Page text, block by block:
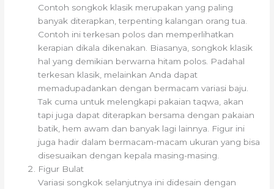
Contoh songkok klasik merupakan yang paling
banyak diterapkan, terpenting kalangan orang tua.
Contoh ini terkesan polos dan memperlihatkan
kerapian dikala dikenakan. Biasanya, songkok klasik
hal yang demikian berwarna hitam polos. Padahal
terkesan klasik, melainkan Anda dapat
memadupadankan dengan bermacam variasi baju.
Tak cuma untuk melengkapi pakaian taqwa, akan
tapi juga dapat diterapkan bersama dengan pakaian
batik, hem awam dan banyak lagi lainnya. Figur ini
juga hadir dalam bermacam-macam ukuran yang bisa
disesuaikan dengan kepala masing-masing.
Figur Bulat
Variasi songkok selanjutnya ini didesain dengan